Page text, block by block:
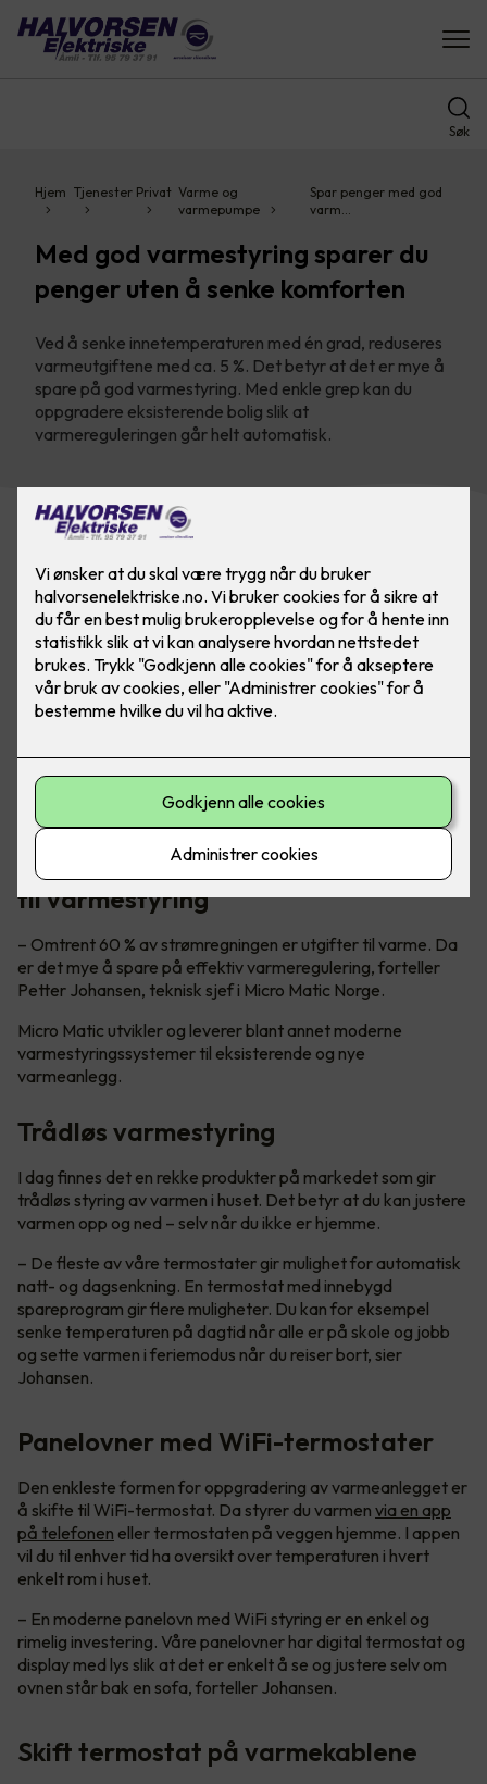
Søk
Hjem Tjenester Privat Varme og
varmepumpe
Spar penger med god
varm…
Med god varmestyring sparer du
penger uten å senke komforten
Ved å senke innetemperaturen med én grad, reduseres
varmeutgiftene med ca. 5 %. Det betyr at det er mye å
spare på god varmestyring. Med enkle grep kan du
oppgradere eksisterende bolig slik at
varmereguleringen går helt automatisk.
Ha full kontroll på alle smarthusløsninger ved å bruke
appstyring eller smartpanel - da er det lettere å ha
kontroll på energiforbruket.
Teknisk sjef Petter Johansen gir tips
til varmestyring
– Omtrent 60 % av strømregningen er utgifter til varme. Da
er det mye å spare på effektiv varmeregulering, forteller
Petter Johansen, teknisk sjef i Micro Matic Norge.
Micro Matic utvikler og leverer blant annet moderne
varmestyringssystemer til eksisterende og nye
varmeanlegg.
Trådløs varmestyring
I dag finnes det en rekke produkter på markedet som gir
trådløs styring av varmen i huset. Det betyr at du kan justere
varmen opp og ned – selv når du ikke er hjemme.
– De fleste av våre termostater gir mulighet for automatisk
natt- og dagsenkning. En termostat med innebygd
spareprogram gir flere muligheter. Du kan for eksempel
senke temperaturen på dagtid når alle er på skole og jobb
og sette varmen i feriemodus når du reiser bort, sier
Johansen.
Panelovner med WiFi-termostater
Den enkleste formen for oppgradering av varmeanlegget er
å skifte til WiFi-termostat. Da styrer du varmen via en app
på telefonen eller termostaten på veggen hjemme. I appen
vil du til enhver tid ha oversikt over temperaturen i hvert
enkelt rom i huset.
– En moderne panelovn med WiFi styring er en enkel og
rimelig investering. Våre panelovner har digital termostat og
display med lys slik at det er enkelt å se og justere selv om
ovnen står bak en sofa, forteller Johansen.
Skift termostat på varmekablene